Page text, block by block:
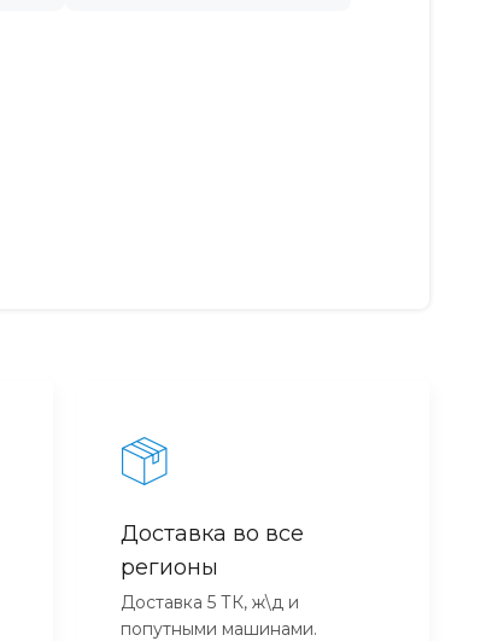
Доставка во все
регионы
Доставка 5 ТК, ж\д и
попутными машинами.